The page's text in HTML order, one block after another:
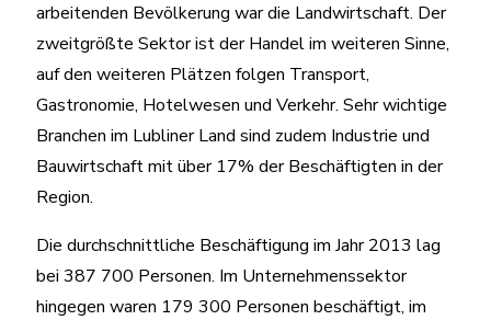
arbeitenden Bevölkerung war die Landwirtschaft. Der
zweitgrößte Sektor ist der Handel im weiteren Sinne,
auf den weiteren Plätzen folgen Transport,
Gastronomie, Hotelwesen und Verkehr. Sehr wichtige
Branchen im Lubliner Land sind zudem Industrie und
Bauwirtschaft mit über 17% der Beschäftigten in der
Region.
Die durchschnittliche Beschäftigung im Jahr 2013 lag
bei 387 700 Personen. Im Unternehmenssektor
hingegen waren 179 300 Personen beschäftigt, im